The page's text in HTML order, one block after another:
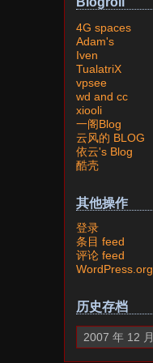
4G spaces
Adam's
Iven
TualatriX
vpsee
wd and cc
xiooli
一阁Blog
云风的 BLOG
依云's Blog
酷壳
其他操作
登录
条目 feed
评论 feed
WordPress.org
历史存档